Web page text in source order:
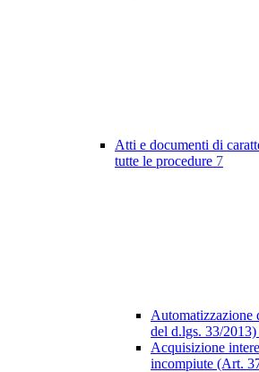
Atti e documenti di
tutte le procedure 7
Automatizzazione
del d.lgs. 33/2013)
Acquisizione
incompiute (Art.